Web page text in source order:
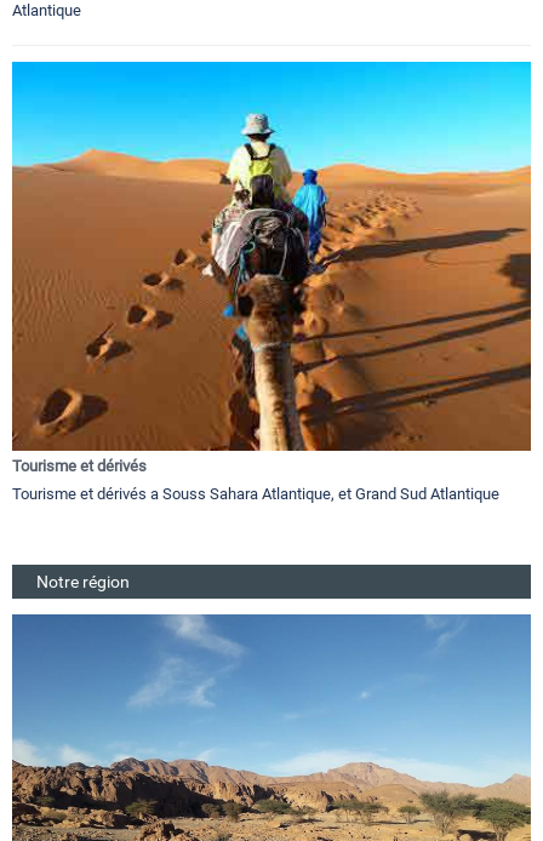
Atlantique
Tourisme et dérivés
Tourisme et dérivés a Souss Sahara Atlantique, et Grand Sud Atlantique
Notre région